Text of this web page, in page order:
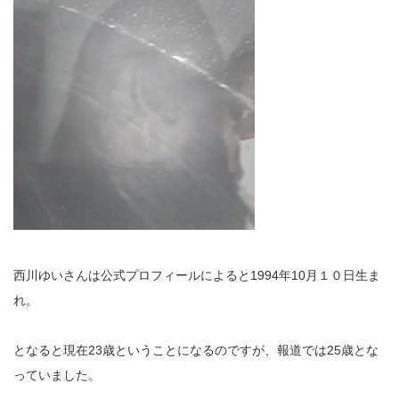
西川ゆいさんは公式プロフィールによると1994年10月１０日生ま
れ。
となると現在23歳ということになるのですが、報道では25歳とな
っていました。